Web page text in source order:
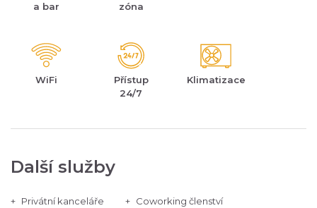
a bar
zóna
WiFi
Přístup
24/7
Klimatizace
Další služby
Privátní kanceláře Coworking členství